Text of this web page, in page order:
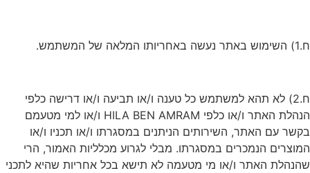
ח.1) השימוש באתר נעשה באחריותו המלאה של המשתמש.
ח.2) לא תהא למשתמש כל טענה ו/או תביעה ו/או דרישה כלפי
הנהלת האתר ו/או כלפי HILA BEN AMRAM ו/או למי מטעמם
בקשר עם האתר, השירותים הניתנים במסגרתו ו/או תכניו ו/או
המוצרים הנמכרים במסגרתו. מבלי לגרוע מכלליות האמור, הרי
שהנהלת האתר ו/או מי מטעמה לא תישא בכל אחריות שהיא לתכני